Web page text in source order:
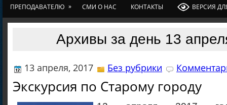
ПРЕПОДАВАТЕЛЮ » СМИ О НАС КОНТАКТЫ ВЕРСИЯ
Архивы за день 13
13 апреля, 2017 Без рубрики
Экскурсия по Старому городу